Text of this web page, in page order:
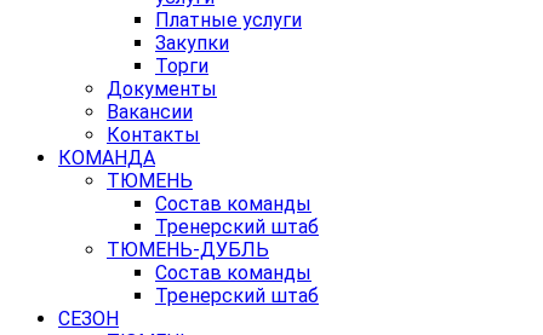
Платные услуги
Закупки
Торги
Документы
Вакансии
Контакты
КОМАНДА
ТЮМЕНЬ
Состав команды
Тренерский штаб
ТЮМЕНЬ-ДУБЛЬ
Состав команды
Тренерский штаб
СЕЗОН